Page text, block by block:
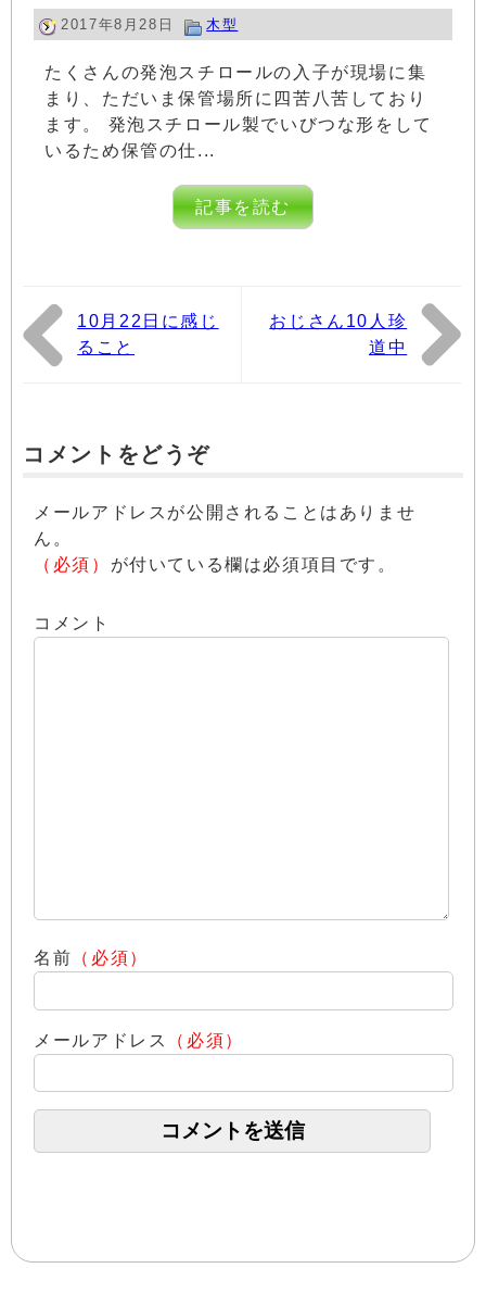
2017年8月28日 木型
たくさんの発泡スチロールの入子が現場に集
まり、ただいま保管場所に四苦八苦しており
ます。 発泡スチロール製でいびつな形をして
いるため保管の仕...
記事を読む
10月22日に感じ
ること
おじさん10人珍
道中
コメントをどうぞ
メールアドレスが公開されることはありませ
ん。
（必須） が付いている欄は必須項目です。
コメント
名前 （必須）
メールアドレス （必須）